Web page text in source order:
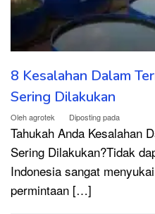
8 Kesalahan Dalam
Sering Dilakukan
Olehagrotek Diposting pada
Tahukah Anda Kesalahan
Sering Dilakukan?Tidak
Indonesia sangat
permintaan […]